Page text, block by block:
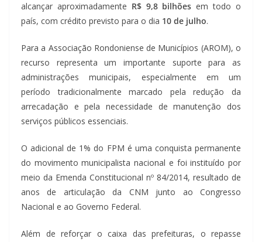
alcançar aproximadamente R$ 9,8 bilhões em todo o
país, com crédito previsto para o dia 10 de julho.
Para a Associação Rondoniense de Municípios (AROM), o
recurso representa um importante suporte para as
administrações municipais, especialmente em um
período tradicionalmente marcado pela redução da
arrecadação e pela necessidade de manutenção dos
serviços públicos essenciais.
O adicional de 1% do FPM é uma conquista permanente
do movimento municipalista nacional e foi instituído por
meio da Emenda Constitucional nº 84/2014, resultado de
anos de articulação da CNM junto ao Congresso
Nacional e ao Governo Federal.
Além de reforçar o caixa das prefeituras, o repasse